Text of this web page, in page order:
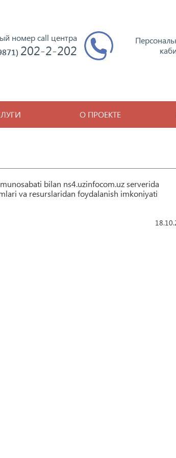
О ПРОЕКТЕ
номер call центра
202-2-202
bilan ns4.uzinfocom.uz serverida
va resurslaridan foydalanish imkoniyati